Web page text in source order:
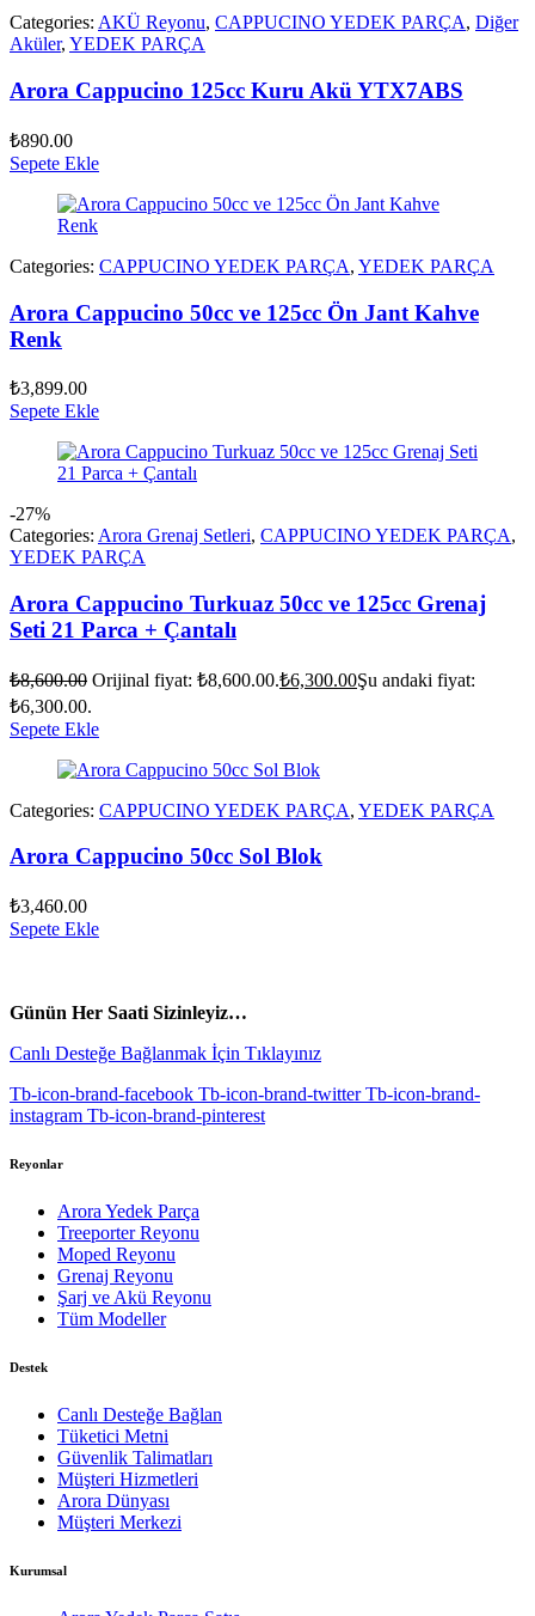
Categories: AKÜ Reyonu, CAPPUCINO YEDEK PARÇA, Diğer
Aküler, YEDEK PARÇA
Arora Cappucino 125cc Kuru Akü YTX7ABS
₺890.00
Sepete Ekle
Categories: CAPPUCINO YEDEK PARÇA, YEDEK PARÇA
Arora Cappucino 50cc ve 125cc Ön Jant Kahve
Renk
₺3,899.00
Sepete Ekle
-27%
Categories: Arora Grenaj Setleri, CAPPUCINO YEDEK PARÇA,
YEDEK PARÇA
Arora Cappucino Turkuaz 50cc ve 125cc Grenaj
Seti 21 Parca + Çantalı
₺8,600.00 Orijinal fiyat: ₺8,600.00.₺6,300.00Şu andaki fiyat:
₺6,300.00.
Sepete Ekle
Categories: CAPPUCINO YEDEK PARÇA, YEDEK PARÇA
Arora Cappucino 50cc Sol Blok
₺3,460.00
Sepete Ekle
Günün Her Saati Sizinleyiz…
Canlı Desteğe Bağlanmak İçin Tıklayınız
Tb-icon-brand-facebook Tb-icon-brand-twitter Tb-icon-brand-
instagram Tb-icon-brand-pinterest
Reyonlar
Arora Yedek Parça
Treeporter Reyonu
Moped Reyonu
Grenaj Reyonu
Şarj ve Akü Reyonu
Tüm Modeller
Destek
Canlı Desteğe Bağlan
Tüketici Metni
Güvenlik Talimatları
Müşteri Hizmetleri
Arora Dünyası
Müşteri Merkezi
Kurumsal